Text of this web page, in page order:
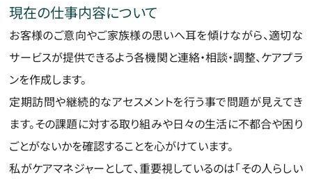
現在の仕事内容について
お客様のご意向やご家族様の思いへ耳を傾けながら、適切な
サービスが提供できるよう各機関と連絡・相談・調整、ケアプラ
ンを作成します。
定期訪問や継続的なアセスメントを行う事で問題が見えてき
ます。その課題に対する取り組みや日々の生活に不都合や困り
ごとがないかを確認することを心がけています。
私がケアマネジャーとして、重要視しているのは「その人らしい